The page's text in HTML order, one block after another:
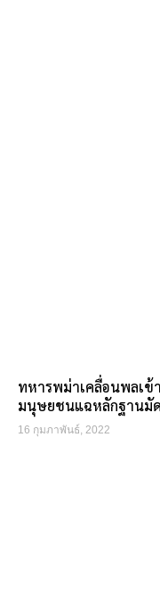
ทหารพม่าเคลื่อนพลเข้
มนุษยชนแฉหลักฐานมั
16 กุมภาพันธ์, 2022